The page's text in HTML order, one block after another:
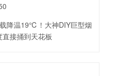
降温19℃！大神DIY巨型烟
接捅到天花板